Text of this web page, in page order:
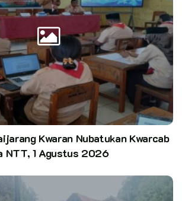
Kwaran Nubatukan Kwarcab
NTT, 1 Agustus 2026